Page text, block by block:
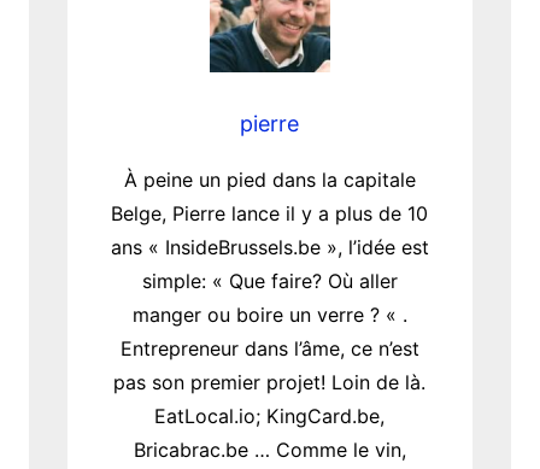
pierre
À peine un pied dans la capitale
Belge, Pierre lance il y a plus de 10
ans « InsideBrussels.be », l’idée est
simple: « Que faire? Où aller
manger ou boire un verre ? « .
Entrepreneur dans l’âme, ce n’est
pas son premier projet! Loin de là.
EatLocal.io; KingCard.be,
Bricabrac.be … Comme le vin,